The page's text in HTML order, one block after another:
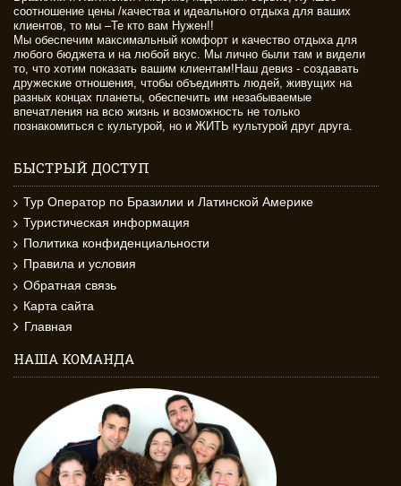
соотношение цены /качества и идеального отдыха для ваших
клиентов, то мы –Те кто вам Нужен!!
Мы обеспечим максимальный комфорт и качество отдыха для
любого бюджета и на любой вкус. Мы лично были там и видели
то, что хотим показать вашим клиентам!Наш девиз - создавать
дружеские отношения, чтобы объединять людей, живущих на
разных концах планеты, обеспечить им незабываемые
впечатления на всю жизнь и возможность не только
познакомиться с культурой, но и ЖИТЬ культурой друг друга.
БЫСТРЫЙ ДОСТУП
Тур Оператор по Бразилии и Латинской Америке
Туристическая информация
Политика конфиденциальности
Правила и условия
Обратная связь
Карта сайта
Главная
НАША КОМАНДА